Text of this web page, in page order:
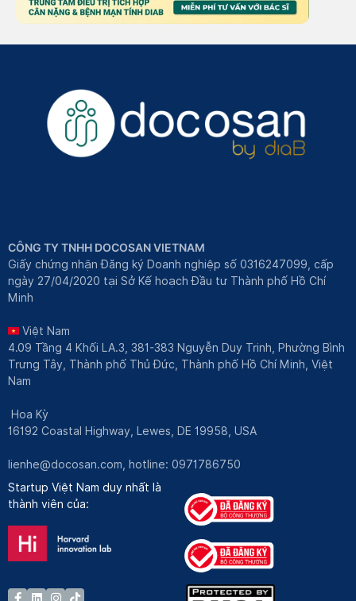
CÔNG TY TNHH DOCOSAN VIETNAM
Giấy chứng nhận Đăng ký Doanh nghiệp số 0316247099, cấp
ngày 27/04/2020 tại Sở Kế hoạch Đầu tư Thành phố Hồ Chí
Minh
Việt Nam
4.09 Tầng 4 Khối LA.3, 381-383 Nguyễn Duy Trinh, Phường Bình
Trưng Tây, Thành phố Thủ Đức, Thành phố Hồ Chí Minh, Việt
Nam
Hoa Kỳ
16192 Coastal Highway, Lewes, DE 19958, USA
lienhe@docosan.com , hotline: 0971786750
Startup Việt Nam duy nhất là
thành viên của: